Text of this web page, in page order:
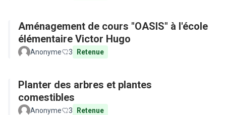
Aménagement de cours "OASIS" à l'école
élémentaire Victor Hugo
Anonyme 3 Retenue
Planter des arbres et plantes
comestibles
Anonyme 3 Retenue